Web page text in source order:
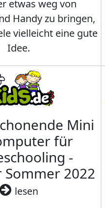
etwas weg von
Handy zu bringen,
vielleicht eine gute
Idee.
Mini
für
-
Sommer 2022
lesen